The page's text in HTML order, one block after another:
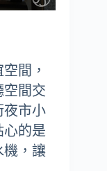
間，
空間交
夜市小
心的是
機，讓